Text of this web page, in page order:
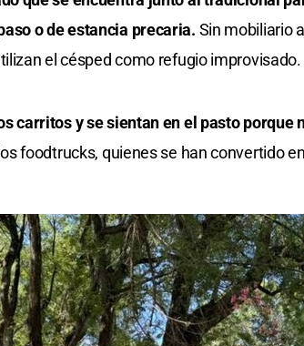
o de estancia precaria. Sin mobiliario
el césped como refugio improvisado.
carritos y se sientan en el pasto porque
foodtrucks, quienes se han convertido